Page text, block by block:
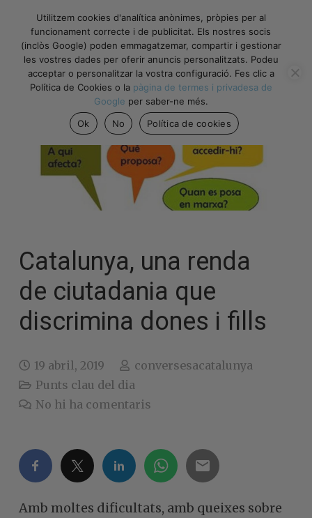
Catalunya, una renda
de ciutadania que
discrimina dones i fills
19 abril, 2019
conversesacatalunya
Punts clau del dia
No hi ha comentaris
Amb moltes dificultats, amb queixes sobre
Utilitzem cookies d'analítica anònimes, pròpies per al
funcionament correcte i de publicitat. Els nostres socis
(inclòs Google) poden emmagatzemar, compartir i gestionar
les vostres dades per oferir anuncis personalitzats. Podeu
acceptar o personalitzar la vostra configuració. Fes clic a
Política de Cookies o la pàgina de termes i privadesa de
Google per saber-ne més.
Ok
No Política de cookies